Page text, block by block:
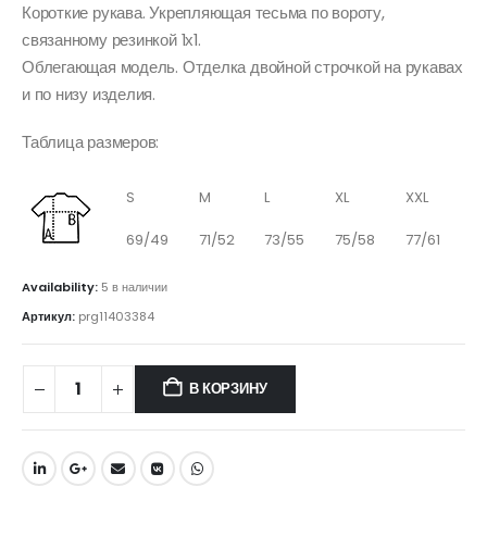
Короткие рукава. Укрепляющая тесьма по вороту,
связанному резинкой 1х1.
Облегающая модель. Отделка двойной строчкой на рукавах
и по низу изделия.
Таблица размеров:
S M L XL XXL
69/49 71/52 73/55 75/58 77/61
Availability: 5 в наличии
Артикул: prg11403384
В КОРЗИНУ